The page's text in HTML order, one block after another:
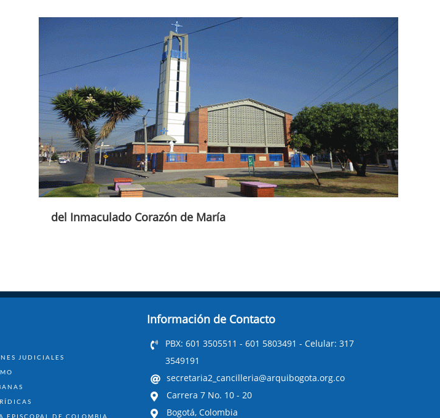
del Inmaculado Corazón de María
JUDICIALES
EPISCOPAL DE COLOMBIA
Información de Contacto
PBX: 601 3505511 - 601 5803491 - Celular: 317
3549191
secretaria2_cancilleria@arquibogota.org.co
Carrera 7 No. 10 - 20
Bogotá, Colombia